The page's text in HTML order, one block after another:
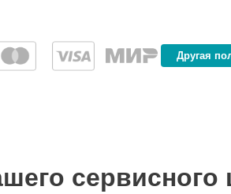
Другая
сервисного